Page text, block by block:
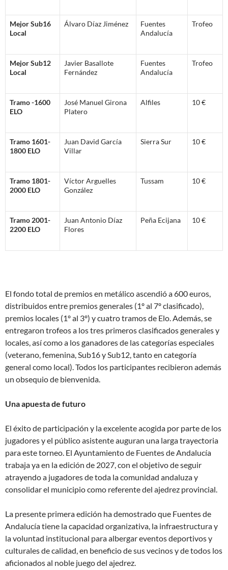
Mejor Sub16
Local
Álvaro Díaz Jiménez
Fuentes
Andalucía
Trofeo
Mejor Sub12
Local
Javier Basallote
Fernández
Fuentes
Andalucía
Trofeo
Tramo -1600
ELO
José Manuel Girona
Platero
Alfiles 10 €
Tramo 1601-
1800 ELO
Juan David García
Villar
Sierra Sur 10 €
Tramo 1801-
2000 ELO
Víctor Arguelles
González
Tussam 10 €
Tramo 2001-
2200 ELO
Juan Antonio Díaz
Flores
Peña Ecijana 10 €
El fondo total de premios en metálico ascendió a 600 euros,
distribuidos entre premios generales (1º al 7º clasificado),
premios locales (1º al 3º) y cuatro tramos de Elo. Además, se
entregaron trofeos a los tres primeros clasificados generales y
locales, así como a los ganadores de las categorías especiales
(veterano, femenina, Sub16 y Sub12, tanto en categoría
general como local). Todos los participantes recibieron además
un obsequio de bienvenida.
Una apuesta de futuro
El éxito de participación y la excelente acogida por parte de los
jugadores y el público asistente auguran una larga trayectoria
para este torneo. El Ayuntamiento de Fuentes de Andalucía
trabaja ya en la edición de 2027, con el objetivo de seguir
atrayendo a jugadores de toda la comunidad andaluza y
consolidar el municipio como referente del ajedrez provincial.
La presente primera edición ha demostrado que Fuentes de
Andalucía tiene la capacidad organizativa, la infraestructura y
la voluntad institucional para albergar eventos deportivos y
culturales de calidad, en beneficio de sus vecinos y de todos los
aficionados al noble juego del ajedrez.